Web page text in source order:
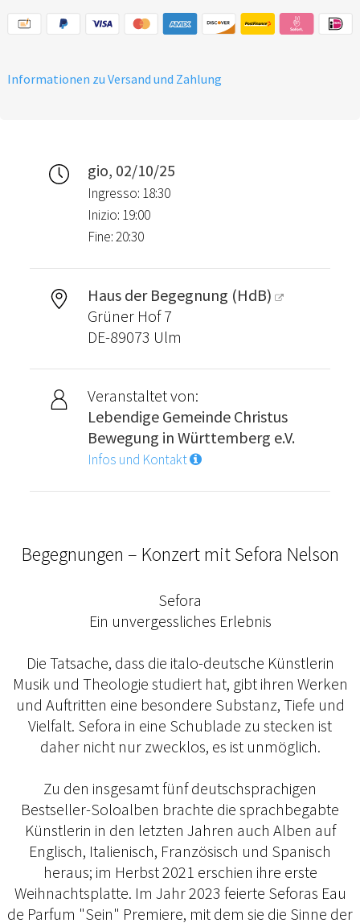
Informationen zu Versand und Zahlung
gio, 02/10/25
Ingresso: 18:30
Inizio: 19:00
Fine: 20:30
Haus der Begegnung (HdB)
Grüner Hof 7
DE-89073 Ulm
Veranstaltet von:
Lebendige Gemeinde Christus
Bewegung in Württemberg e.V.
Infos und Kontakt
Begegnungen – Konzert mit Sefora Nelson
Sefora
Ein unvergessliches Erlebnis
Die Tatsache, dass die italo-deutsche Künstlerin
Musik und Theologie studiert hat, gibt ihren Werken
und Auftritten eine besondere Substanz, Tiefe und
Vielfalt. Sefora in eine Schublade zu stecken ist
daher nicht nur zwecklos, es ist unmöglich.
Zu den insgesamt fünf deutschsprachigen
Bestseller-Soloalben brachte die sprachbegabte
Künstlerin in den letzten Jahren auch Alben auf
Englisch, Italienisch, Französisch und Spanisch
heraus; im Herbst 2021 erschien ihre erste
Weihnachtsplatte. Im Jahr 2023 feierte Seforas Eau
de Parfum "Sein" Premiere, mit dem sie die Sinne der